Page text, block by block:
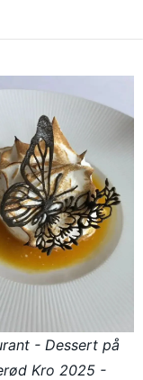
- Dessert på
Kro 2025 -